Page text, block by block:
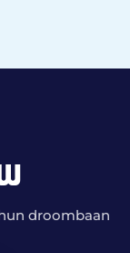
droombaan